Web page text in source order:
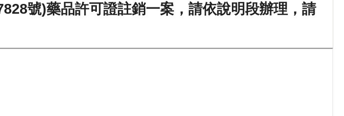
號)藥品許可證註銷一案，請依說明段辦理，請